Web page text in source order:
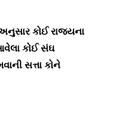
કોઈ રાજ્યના
કોઈ સંઘ
સત્તા કોને